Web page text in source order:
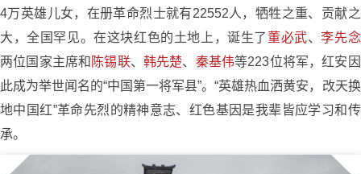
4万英雄儿女，在册革命烈士就有22552人，牺牲之重、贡献之
大，全国罕见。在这块红色的土地上，诞生了 董必武、李先念
两位国家主席和 陈锡联、 韩先楚、 秦基伟等223位将军，红安因
此成为举世闻名的“中国第一将军县”。“英雄热血洒黄安，改天换
地中国红”革命先烈的精神意志、红色基因是我辈皆应学习和传
承。